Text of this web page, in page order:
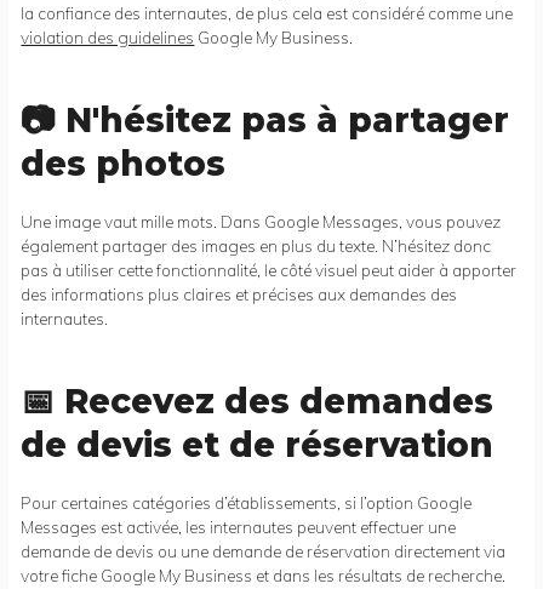
la confiance des internautes, de plus cela est considéré comme une
violation des guidelines Google My Business.
📷 N'hésitez pas à partager
des photos
Une image vaut mille mots. Dans Google Messages, vous pouvez
également partager des images en plus du texte. N’hésitez donc
pas à utiliser cette fonctionnalité, le côté visuel peut aider à apporter
des informations plus claires et précises aux demandes des
internautes.
📅 Recevez des demandes
de devis et de réservation
Pour certaines catégories d’établissements, si l’option Google
Messages est activée, les internautes peuvent effectuer une
demande de devis ou une demande de réservation directement via
votre fiche Google My Business et dans les résultats de recherche.